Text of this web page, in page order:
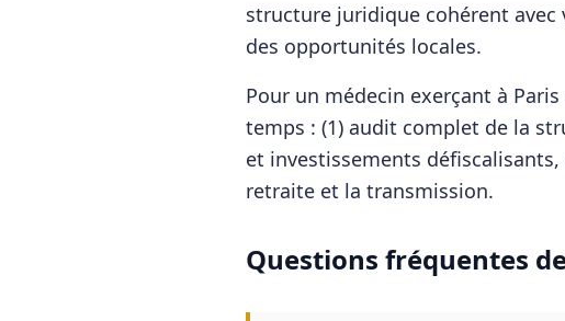
structure juridique cohérent
des opportunités locales.
Pour un médecin exerçant à
temps : (1) audit complet de la
et investissements
retraite et la transmission.
Questions fréquentes